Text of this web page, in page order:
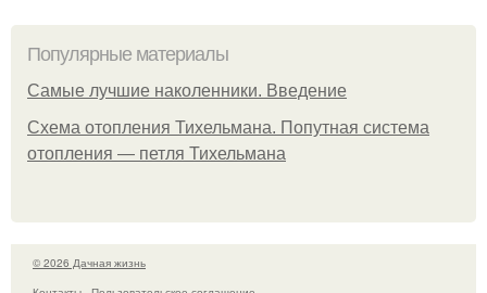
Популярные материалы
Самые лучшие наколенники. Введение
Схема отопления Тихельмана. Попутная система
отопления — петля Тихельмана
© 2026 Дачная жизнь